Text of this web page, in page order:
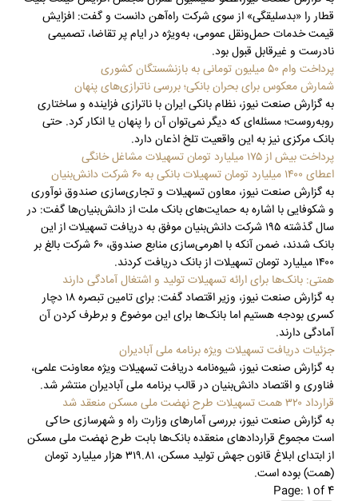
قطار را «بدسلیقگی» از سوی شرکت راه‌آهن دانست و گفت: افزایش
قیمت خدمات حمل‌ونقل عمومی، به‌ویژه در ایام پر تقاضا، تصمیمی
نادرست و غیرقابل قبول بود.
پرداخت وام ۵۰ میلیون تومانی به بازنشستگان کشوری
شمارش معکوس برای بحران بانکی؛ بررسی ناترازی‌های پنهان
به گزارش صنعت نیوز، نظام بانکی ایران با ناترازی فزاینده و ساختاری
روبه‌روست؛ مسئله‌ای که دیگر نمی‌توان آن را پنهان یا انکار کرد. حتی
بانک مرکزی نیز به این واقعیت تلخ اذعان دارد.
پرداخت بیش از ۱۷۵ میلیارد تومان تسهیلات مشاغل خانگی
اعطای ۱۴۰۰ میلیارد تومان تسهیلات بانکی به ۶۰ شرکت دانش‌بنیان
به گزارش صنعت نیوز، معاون تسهیلات و تجاری‌سازی صندوق نوآوری
و شکوفایی با اشاره به حمایت‌های بانک ملت از دانش‌بنیان‌ها گفت: در
سال گذشته ۱۹۵ شرکت‌ دانش‌بنیان موفق به دریافت تسهیلات از این
بانک شدند، ضمن آنکه با اهرمی‌سازی منابع صندوق، ۶۰ شرکت بالغ بر
۱۴۰۰ میلیارد تومان تسهیلات از بانک دریافت کردند.
همتی: بانک‌ها برای ارائه تسهیلات تولید و اشتغال آمادگی دارند
به گزارش صنعت نیوز، وزیر اقتصاد گفت: برای تامین تبصره ۱۸ دچار
کسری بودجه هستیم اما بانک‌ها برای این موضوع و برطرف کردن آن
آمادگی دارند.
جزئیات دریافت تسهیلات ویژه برنامه ملی آبادیران
به گزارش صنعت نیوز، شیوه‌نامه دریافت تسهیلات ویژه معاونت علمی،
فناوری و اقتصاد دانش‌بنیان در قالب برنامه ملی آبادیران منتشر شد.
قرارداد ۳۲۰ همت تسهیلات طرح نهضت ملی مسکن منعقد شد
به گزارش صنعت نیوز، بررسی آمارهای وزارت راه و شهرسازی حاکی
است مجموع قراردادهای منعقده بانک‌ها بابت طرح نهضت ملی مسکن
از ابتدای ابلاغ قانون جهش تولید مسکن، ۳۱۹.۸۱ هزار میلیارد تومان
(همت) بوده است.
Page: 1 of 4